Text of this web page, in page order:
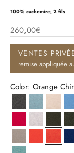
100% cachemire, 2 fils
260,00€
VENTES
remise appliquée
Color: Orange
Anthracite Chiné
Aqua
FuchsiaGris Perle
Kaki
OliveOrange